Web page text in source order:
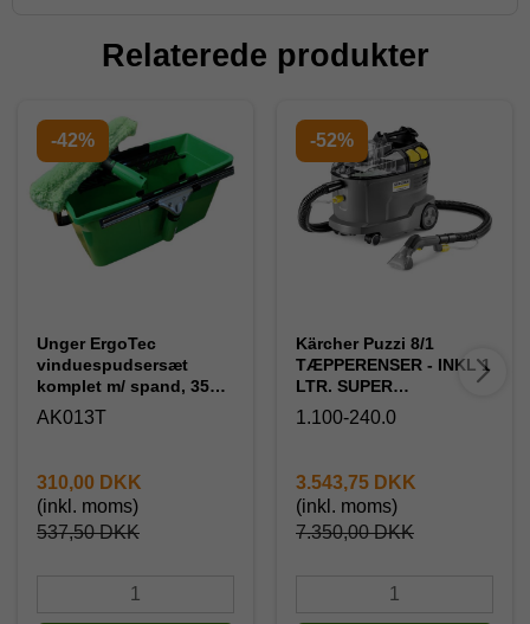
Relaterede produkter
-42%
Unger ErgoTec
vinduespudsersæt
komplet m/ spand, 35
cm.
AK013T
537,50 DKK
310,00 DKK
(inkl. moms)
-52%
Kärcher Puzzi 8/1
TÆPPERENSER - INKL 1
LTR. SUPER
TÆPPERENS TIL
MASKINEN.. Ny
1.100-240.0
7.350,00 DKK
3.543,75 DKK
(inkl. moms)